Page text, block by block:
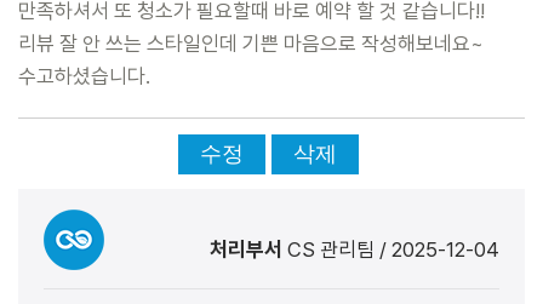
만족하셔서 또 청소가 필요할때 바로 예약 할 것 같습니다!!
리뷰 잘 안 쓰는 스타일인데 기쁜 마음으로 작성해보네요~
수고하셨습니다.
수정 삭제
처리부서 CS 관리팀 /2025-12-04